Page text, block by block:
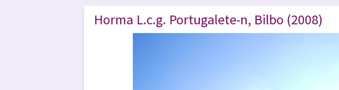
Horma L.c.g. Portugalete-n, Bilbo (2008)